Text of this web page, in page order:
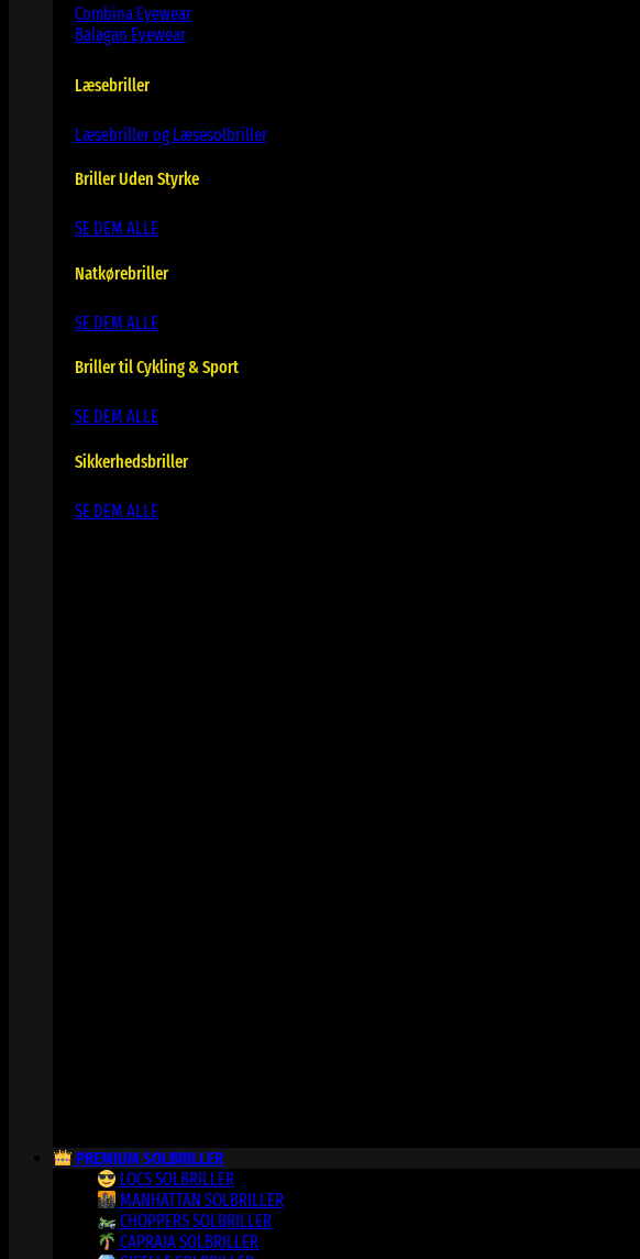
Combina Eyewear
Balagan Eyewear
Læsebriller
Læsebriller og Læsesolbriller
Briller Uden Styrke
SE DEM ALLE
Natkørebriller
SE DEM ALLE
Briller til Cykling & Sport
SE DEM ALLE
Sikkerhedsbriller
SE DEM ALLE
PREMIUM SOLBRILLER
LOCS SOLBRILLER
MANHATTAN SOLBRILLER
CHOPPERS SOLBRILLER
CAPRAIA SOLBRILLER